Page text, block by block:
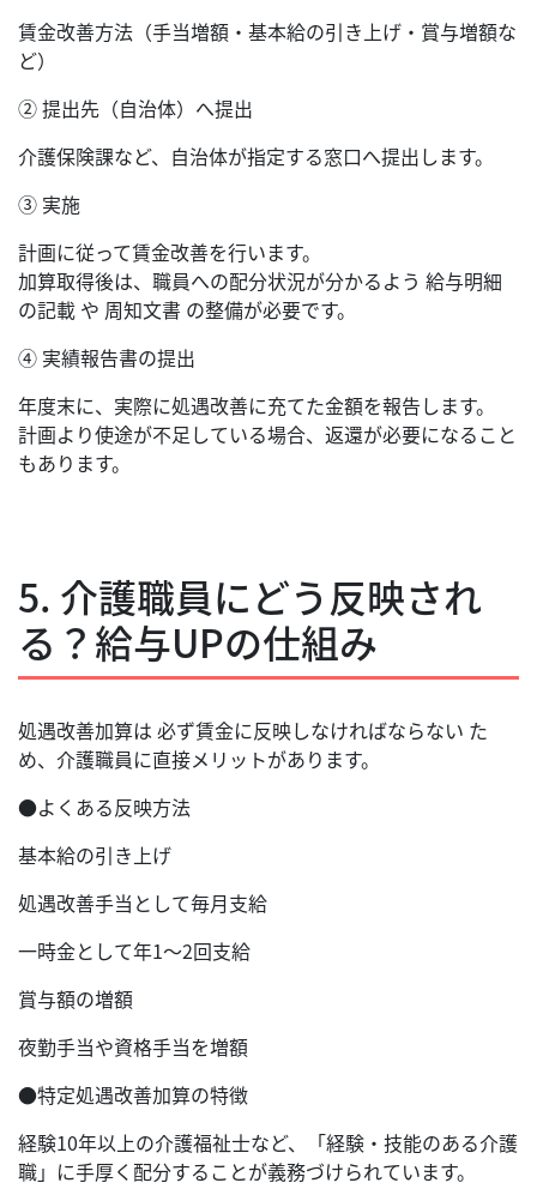
賃金改善方法（手当増額・基本給の引き上げ・賞与増額な
ど）
② 提出先（自治体）へ提出
介護保険課など、自治体が指定する窓口へ提出します。
③ 実施
計画に従って賃金改善を行います。
加算取得後は、職員への配分状況が分かるよう 給与明細
の記載 や 周知文書 の整備が必要です。
④ 実績報告書の提出
年度末に、実際に処遇改善に充てた金額を報告します。
計画より使途が不足している場合、返還が必要になること
もあります。
5. 介護職員にどう反映され
る？給与UPの仕組み
処遇改善加算は 必ず賃金に反映しなければならない た
め、介護職員に直接メリットがあります。
●よくある反映方法
基本給の引き上げ
処遇改善手当として毎月支給
一時金として年1〜2回支給
賞与額の増額
夜勤手当や資格手当を増額
●特定処遇改善加算の特徴
経験10年以上の介護福祉士など、「経験・技能のある介護
職」に手厚く配分することが義務づけられています。